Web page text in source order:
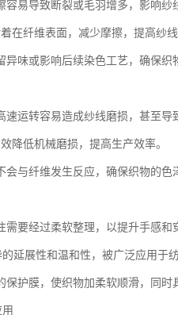
易导致断裂或毛羽增多，影响纱
在纤维表面，减少摩擦，提高纱线
味或影响后续染色工艺，确保织
运转容易造成纱线磨损，甚至导
降低机械磨损，提高生产效率。
会与纤维发生反应，确保织物的色
要经过柔软整理，以提升手感和
延展性和温和性，被广泛应用于
护膜，使织物加柔软顺滑，同